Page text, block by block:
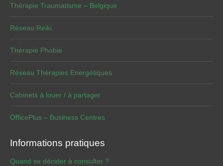
Thérapie Traumatisme – Belgique
Réseau Reiki
Thérapie Phobie
Réseau Thérapies Energétiques
Cabinets à louer / à partager
OfficePlus – Business Centres
Informations pratiques
Quand se décider à consulter ?